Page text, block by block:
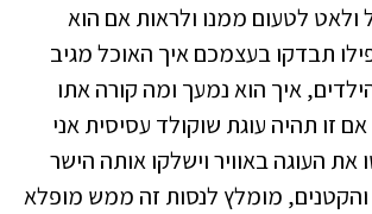
לטעום ממנו ולראות אם הוא
תבדקו בעצמכם איך האוכל מגיב
איך הוא נמעך ומה קורה אתו
זו תהיה עוגת שוקולד עסיסית אני
העוגה באוויר וישלקו אותה הישר
מומלץ לנסות זה ממש מופלא